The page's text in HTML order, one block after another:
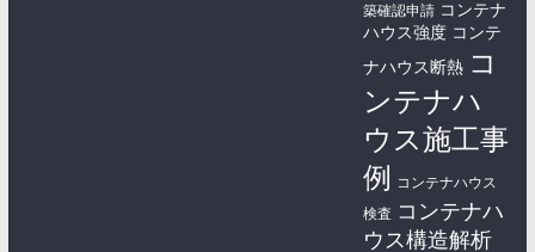
築確認申請 コンテナ
ハウス強度 コンテ
ナハウス断熱 コ
ンテナハ
ウス施工事
例 コンテナハウス
検査 コンテナハ
ウス構造解析